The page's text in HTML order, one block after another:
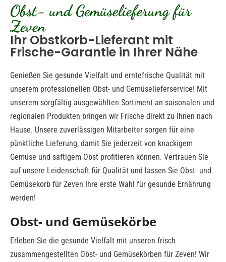
Obst- und Gemüselieferung für
Zeven
Ihr Obstkorb-Lieferant mit
Frische-Garantie in Ihrer Nähe
Genießen Sie gesunde Vielfalt und erntefrische Qualität mit
unserem professionellen Obst- und Gemüselieferservice! Mit
unserem sorgfältig ausgewählten Sortiment an saisonalen und
regionalen Produkten bringen wir Frische direkt zu Ihnen nach
Hause. Unsere zuverlässigen Mitarbeiter sorgen für eine
pünktliche Lieferung, damit Sie jederzeit von knackigem
Gemüse und saftigem Obst profitieren können. Vertrauen Sie
auf unsere Leidenschaft für Qualität und lassen Sie Obst- und
Gemüsekorb für Zeven Ihre erste Wahl für gesunde Ernährung
werden!
Obst- und Gemüsekörbe
Erleben Sie die gesunde Vielfalt mit unseren frisch
zusammengestellten Obst- und Gemüsekörben für Zeven! Wir